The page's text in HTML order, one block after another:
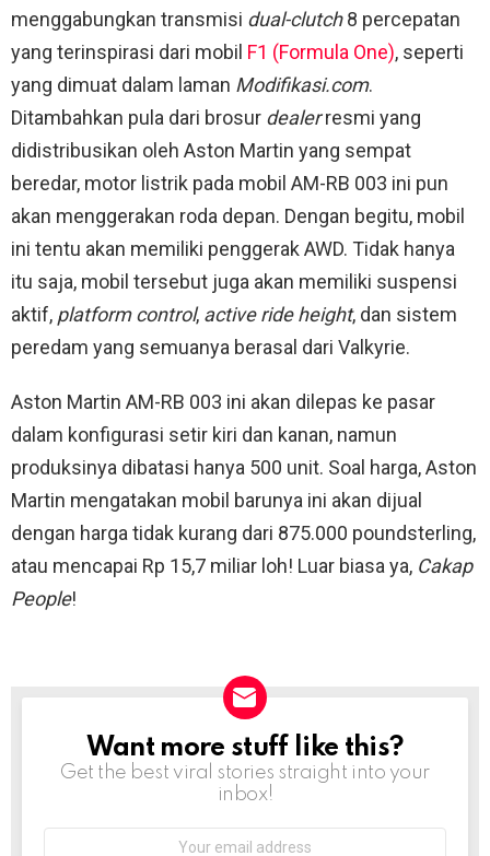
menggabungkan transmisi dual-clutch8 percepatan
yang terinspirasi dari mobil F1 (Formula One), seperti
yang dimuat dalam laman Modifikasi.com.
Ditambahkan pula dari brosur dealerresmi yang
didistribusikan oleh Aston Martin yang sempat
beredar, motor listrik pada mobil AM-RB 003 ini pun
akan menggerakan roda depan. Dengan begitu, mobil
ini tentu akan memiliki penggerak AWD. Tidak hanya
itu saja, mobil tersebut juga akan memiliki suspensi
aktif, platform control, active ride height, dan sistem
peredam yang semuanya berasal dari Valkyrie.
Aston Martin AM-RB 003 ini akan dilepas ke pasar
dalam konfigurasi setir kiri dan kanan, namun
produksinya dibatasi hanya 500 unit. Soal harga, Aston
Martin mengatakan mobil barunya ini akan dijual
dengan harga tidak kurang dari 875.000 poundsterling,
atau mencapai Rp 15,7 miliar loh! Luar biasa ya, Cakap
People!
NEWSLETTER
Want more stuff like this?
Get the best viral stories straight into your
inbox!